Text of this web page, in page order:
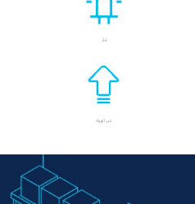
قاد
عبر الهواء